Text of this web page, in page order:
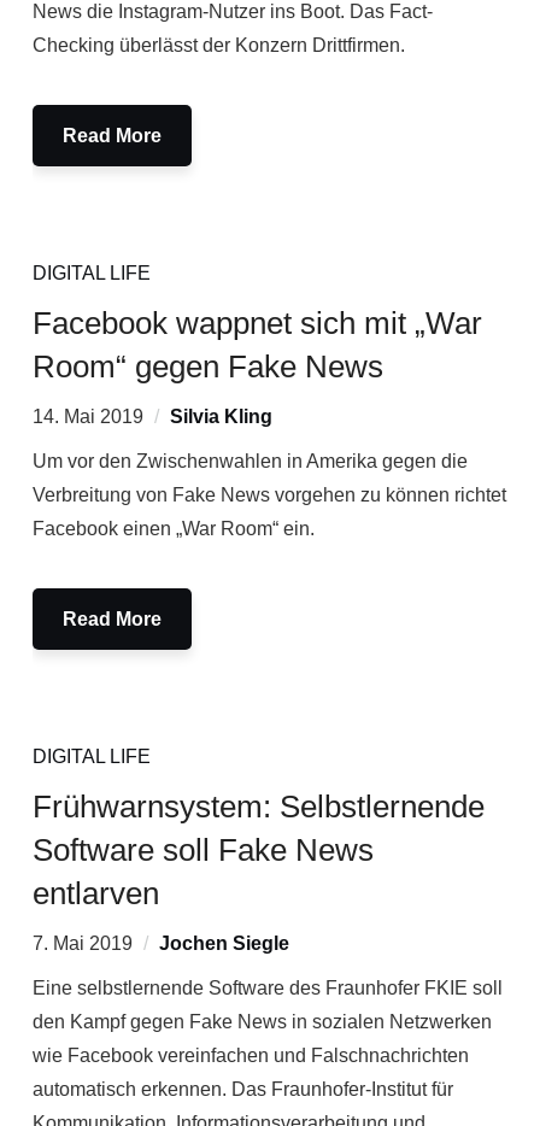
News die Instagram-Nutzer ins Boot. Das Fact-
Checking überlässt der Konzern Drittfirmen.
Read More
DIGITAL LIFE
Facebook wappnet sich mit „War
Room“ gegen Fake News
14. Mai 2019 Silvia Kling
Um vor den Zwischenwahlen in Amerika gegen die
Verbreitung von Fake News vorgehen zu können richtet
Facebook einen „War Room“ ein.
Read More
DIGITAL LIFE
Frühwarnsystem: Selbstlernende
Software soll Fake News
entlarven
7. Mai 2019 Jochen Siegle
Eine selbstlernende Software des Fraunhofer FKIE soll
den Kampf gegen Fake News in sozialen Netzwerken
wie Facebook vereinfachen und Falschnachrichten
automatisch erkennen. Das Fraunhofer-Institut für